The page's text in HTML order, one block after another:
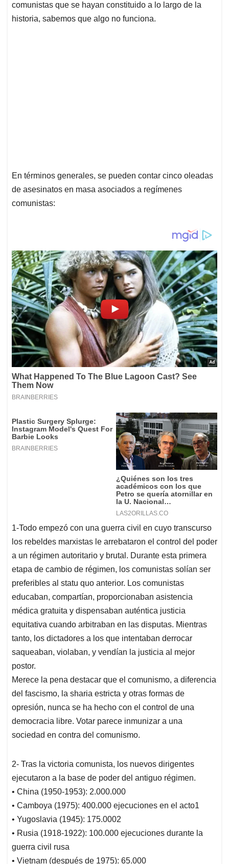
comunistas que se hayan constituido a lo largo de la
historia, sabemos que algo no funciona.
En términos generales, se pueden contar cinco oleadas
de asesinatos en masa asociados a regímenes
comunistas:
1-Todo empezó con una guerra civil en cuyo transcurso
los rebeldes marxistas le arrebataron el control del poder
a un régimen autoritario y brutal. Durante esta primera
etapa de cambio de régimen, los comunistas solían ser
preferibles al statu quo anterior. Los comunistas
educaban, compartían, proporcionaban asistencia
médica gratuita y dispensaban auténtica justicia
equitativa cuando arbitraban en las disputas. Mientras
tanto, los dictadores a los que intentaban derrocar
saqueaban, violaban, y vendían la justicia al mejor
postor.
Merece la pena destacar que el comunismo, a diferencia
del fascismo, la sharia estricta y otras formas de
opresión, nunca se ha hecho con el control de una
democracia libre. Votar parece inmunizar a una
sociedad en contra del comunismo.
2- Tras la victoria comunista, los nuevos dirigentes
ejecutaron a la base de poder del antiguo régimen.
• China (1950-1953): 2.000.000
• Camboya (1975): 400.000 ejecuciones en el acto1
• Yugoslavia (1945): 175.0002
• Rusia (1918-1922): 100.000 ejecuciones durante la
guerra civil rusa
• Vietnam (después de 1975): 65.000